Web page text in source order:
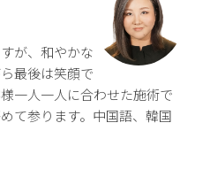
が、和やかな
最後は笑顔で
一人一人に合わせた施術で
て参ります。中国語、韓国